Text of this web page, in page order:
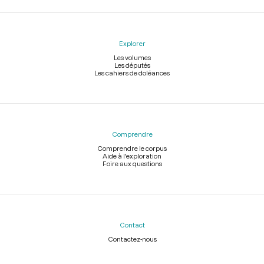
Explorer
Les volumes
Les députés
Les cahiers de doléances
Comprendre
Comprendre le corpus
Aide à l'exploration
Foire aux questions
Contact
Contactez-nous